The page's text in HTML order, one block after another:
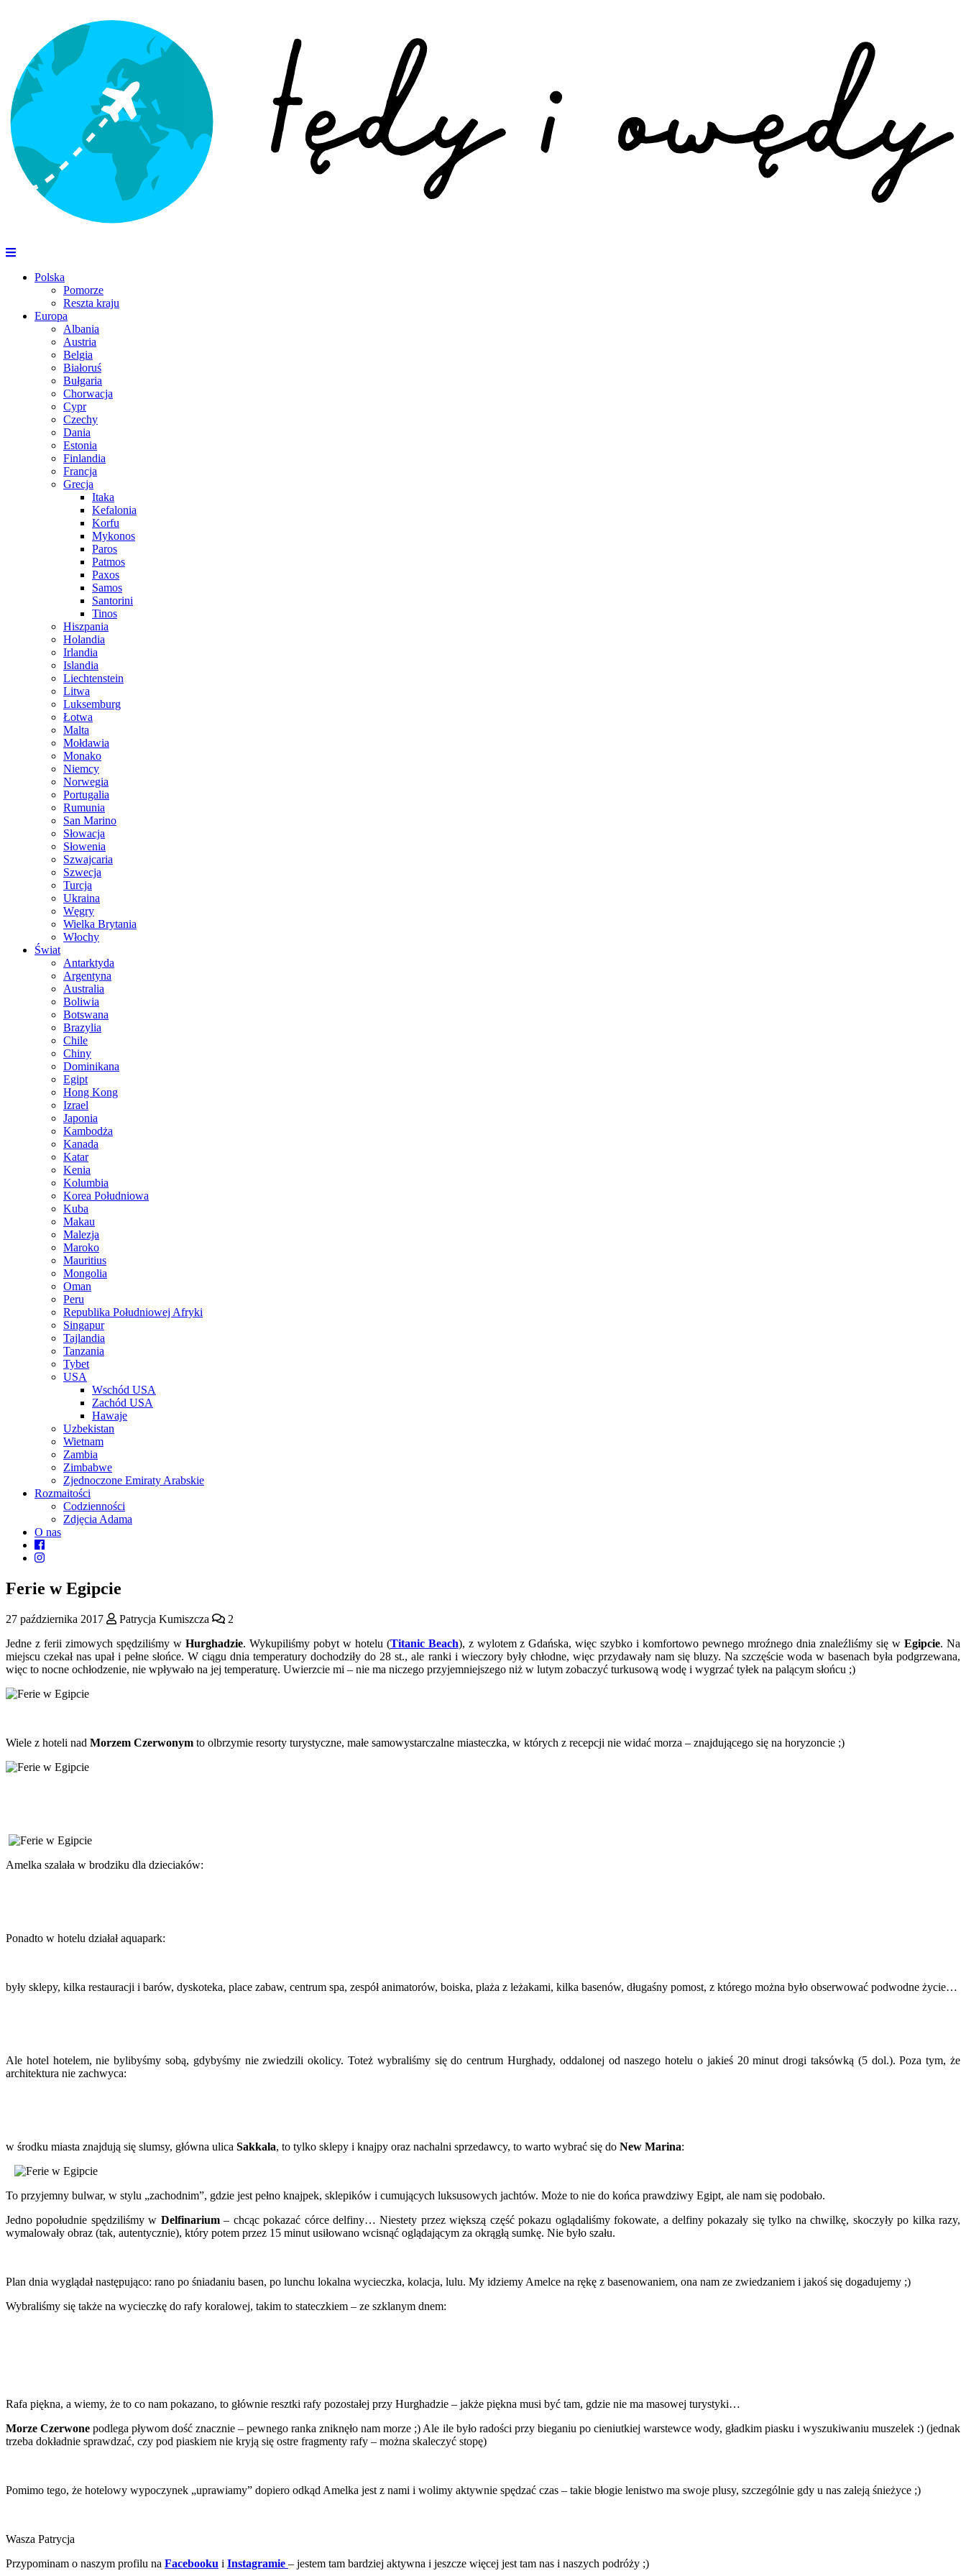
Polska
Pomorze
Reszta kraju
Europa
Albania
Austria
Belgia
Białoruś
Bułgaria
Chorwacja
Cypr
Czechy
Dania
Estonia
Finlandia
Francja
Grecja
Itaka
Kefalonia
Korfu
Mykonos
Paros
Patmos
Paxos
Samos
Santorini
Tinos
Hiszpania
Holandia
Irlandia
Islandia
Liechtenstein
Litwa
Luksemburg
Łotwa
Malta
Mołdawia
Monako
Niemcy
Norwegia
Portugalia
Rumunia
San Marino
Słowacja
Słowenia
Szwajcaria
Szwecja
Turcja
Ukraina
Węgry
Wielka Brytania
Włochy
Świat
Antarktyda
Argentyna
Australia
Boliwia
Botswana
Brazylia
Chile
Chiny
Dominikana
Egipt
Hong Kong
Izrael
Japonia
Kambodża
Kanada
Katar
Kenia
Kolumbia
Korea Południowa
Kuba
Makau
Malezja
Maroko
Mauritius
Mongolia
Oman
Peru
Republika Południowej Afryki
Singapur
Tajlandia
Tanzania
Tybet
USA
Wschód USA
Zachód USA
Hawaje
Uzbekistan
Wietnam
Zambia
Zimbabwe
Zjednoczone Emiraty Arabskie
Rozmaitości
Codzienności
Zdjęcia Adama
O nas
Ferie w Egipcie
27 października 2017 Patrycja Kumiszcza
2
Jedne z ferii zimowych spędziliśmy w Hurghadzie. Wykupiliśmy pobyt w hotelu (Titanic Beach), z wylotem z Gdańska, więc szybko i komfortowo pewnego mroźnego dnia znaleźliśmy się wEgipcie. Na
miejscu czekał nas upał i pełne słońce. W ciągu dnia temperatury dochodziły do 28 st., ale ranki i wieczory były chłodne, więc przydawały nam się bluzy. Na szczęście woda w basenach była podgrzewana,
więc to nocne ochłodzenie, nie wpływało na jej temperaturę. Uwierzcie mi – nie ma niczego przyjemniejszego niż w lutym zobaczyć turkusową wodę i wygrzać tyłek na palącym słońcu ;)
Wiele z hoteli nad Morzem Czerwonym to olbrzymie resorty turystyczne, małe samowystarczalne miasteczka, w których z recepcji nie widać morza – znajdującego się na horyzoncie ;)
Amelka szalała w brodziku dla dzieciaków:
Ponadto w hotelu działał aquapark:
były sklepy, kilka restauracji i barów, dyskoteka, place zabaw, centrum spa, zespół animatorów, boiska, plaża z leżakami, kilka basenów, długaśny pomost, z którego można było obserwować podwodne życie…
Ale hotel hotelem, nie bylibyśmy sobą, gdybyśmy nie zwiedzili okolicy. Toteż wybraliśmy się do centrum Hurghady, oddalonej od naszego hotelu o jakieś 20 minut drogi taksówką (5 dol.). Poza tym, że
architektura nie zachwyca:
w środku miasta znajdują się slumsy, główna ulica Sakkala, to tylko sklepy i knajpy oraz nachalni sprzedawcy, to warto wybrać się do New Marina:
To przyjemny bulwar, w stylu „zachodnim”, gdzie jest pełno knajpek, sklepików i cumujących luksusowych jachtów. Może to nie do końca prawdziwy Egipt, ale nam się podobało.
Jedno popołudnie spędziliśmy w Delfinarium– chcąc pokazać córce delfiny… Niestety przez większą część pokazu oglądaliśmy fokowate, a delfiny pokazały się tylko na chwilkę, skoczyły po kilka razy,
wymalowały obraz (tak, autentycznie), który potem przez 15 minut usiłowano wcisnąć oglądającym za okrągłą sumkę. Nie było szału.
Plan dnia wyglądał następująco: rano po śniadaniu basen, po lunchu lokalna wycieczka, kolacja, lulu. My idziemy Amelce na rękę z basenowaniem, ona nam ze zwiedzaniem i jakoś się dogadujemy ;)
Wybraliśmy się także na wycieczkę do rafy koralowej, takim to stateczkiem – ze szklanym dnem:
Rafa piękna, a wiemy, że to co nam pokazano, to głównie resztki rafy pozostałej przy Hurghadzie – jakże piękna musi być tam, gdzie nie ma masowej turystyki…
Morze Czerwone podlega pływom dość znacznie – pewnego ranka zniknęło nam morze ;) Ale ile było radości przy bieganiu po cieniutkiej warstewce wody, gładkim piasku i wyszukiwaniu muszelek :) (jednak
trzeba dokładnie sprawdzać, czy pod piaskiem nie kryją się ostre fragmenty rafy – można skaleczyć stopę)
Pomimo tego, że hotelowy wypoczynek „uprawiamy” dopiero odkąd Amelka jest z nami i wolimy aktywnie spędzać czas – takie błogie lenistwo ma swoje plusy, szczególnie gdy u nas zaleją śnieżyce ;)
Wasza Patrycja
Przypominam o naszym profilu na Facebooku i Instagramie – jestem tam bardziej aktywna i jeszcze więcej jest tam nas i naszych podróży ;)